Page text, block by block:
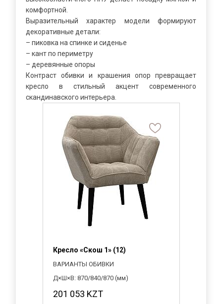
комфортной.
Выразительный характер модели формируют
декоративные детали:
– пиковка на спинке и сиденье
– кант по периметру
– деревянные опоры
Контраст обивки и крашения опор превращает
кресло в стильный акцент современного
скандинавского интерьера.
Кресло «Скош 1» (12)
ВАРИАНТЫ ОБИВКИ
Д×Ш×В: 870/840/870 (мм)
201 053 KZT